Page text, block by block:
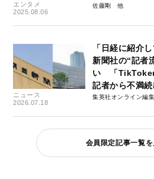
エンタメ
2025.08.06
佐藤剛
ニュース
2026.07.18
「日経に紹介
新聞社の“記者
い 「TikToker
記者から不満続
集英社オンライン編
会員限定記事一覧を